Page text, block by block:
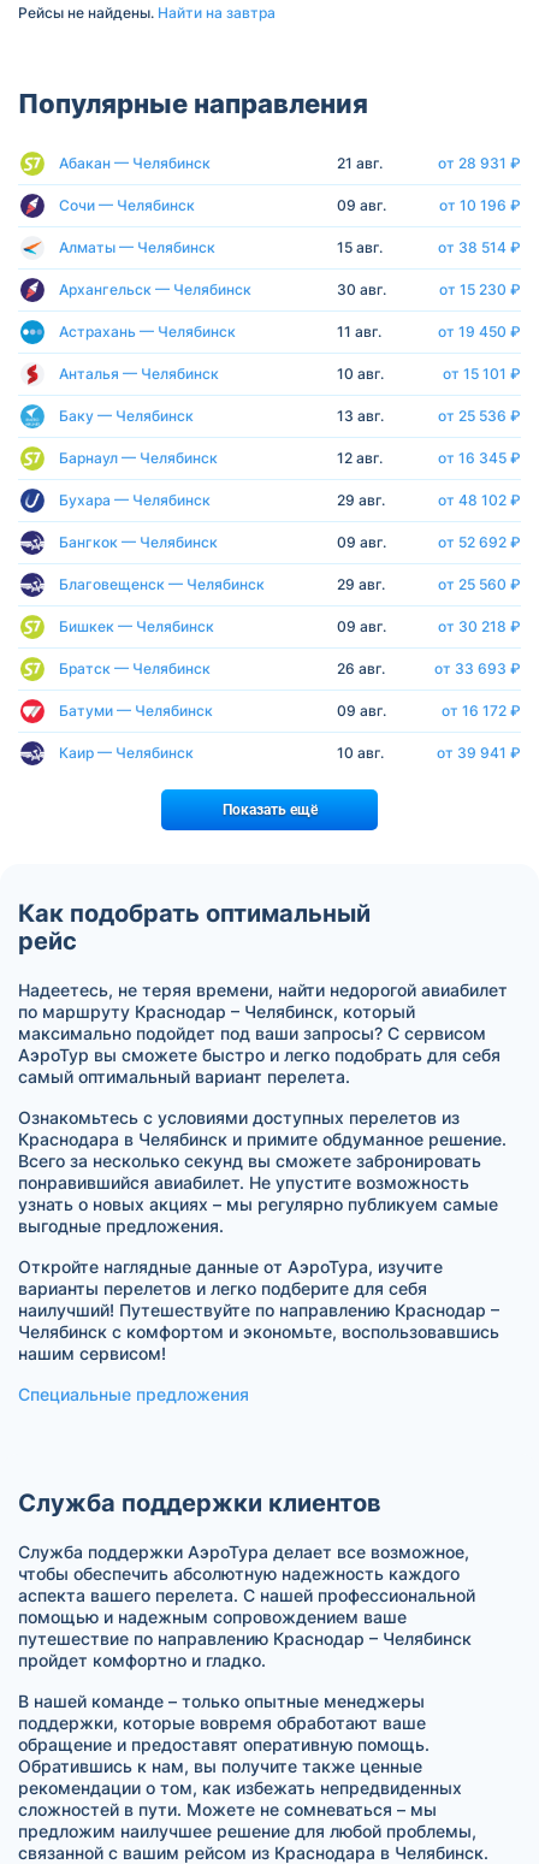
Рейсы не найдены. Найти на завтра
Популярные направления
Абакан — Челябинск 21 авг. от 28 931 ₽
Сочи — Челябинск 09 авг. от 10 196 ₽
Алматы — Челябинск 15 авг. от 38 514 ₽
Архангельск — Челябинск 30 авг. от 15 230 ₽
Астрахань — Челябинск 11 авг. от 19 450 ₽
Анталья — Челябинск 10 авг. от 15 101 ₽
Баку — Челябинск 13 авг. от 25 536 ₽
Барнаул — Челябинск 12 авг. от 16 345 ₽
Бухара — Челябинск 29 авг. от 48 102 ₽
Бангкок — Челябинск 09 авг. от 52 692 ₽
Благовещенск — Челябинск 29 авг. от 25 560 ₽
Бишкек — Челябинск 09 авг. от 30 218 ₽
Братск — Челябинск 26 авг. от 33 693 ₽
Батуми — Челябинск 09 авг. от 16 172 ₽
Каир — Челябинск 10 авг. от 39 941 ₽
Показать ещё
Как подобрать оптимальный
рейс
Надеетесь, не теряя времени, найти недорогой авиабилет
по маршруту Краснодар – Челябинск, который
максимально подойдет под ваши запросы? С сервисом
АэроТур вы сможете быстро и легко подобрать для себя
самый оптимальный вариант перелета.
Ознакомьтесь с условиями доступных перелетов из
Краснодара в Челябинск и примите обдуманное решение.
Всего за несколько секунд вы сможете забронировать
понравившийся авиабилет. Не упустите возможность
узнать о новых акциях – мы регулярно публикуем самые
выгодные предложения.
Откройте наглядные данные от АэроТура, изучите
варианты перелетов и легко подберите для себя
наилучший! Путешествуйте по направлению Краснодар –
Челябинск с комфортом и экономьте, воспользовавшись
нашим сервисом!
Специальные предложения
Служба поддержки клиентов
Служба поддержки АэроТура делает все возможное,
чтобы обеспечить абсолютную надежность каждого
аспекта вашего перелета. С нашей профессиональной
помощью и надежным сопровождением ваше
путешествие по направлению Краснодар – Челябинск
пройдет комфортно и гладко.
В нашей команде – только опытные менеджеры
поддержки, которые вовремя обработают ваше
обращение и предоставят оперативную помощь.
Обратившись к нам, вы получите также ценные
рекомендации о том, как избежать непредвиденных
сложностей в пути. Можете не сомневаться – мы
предложим наилучшее решение для любой проблемы,
связанной с вашим рейсом из Краснодара в Челябинск.